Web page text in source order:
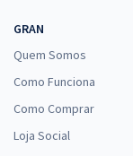
GRAN
Quem Somos
Como Funciona
Como Comprar
Loja Social